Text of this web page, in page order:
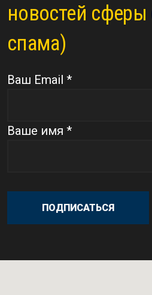
новостей
спама)
Ваш Email *
Ваше имя *
ПОДПИСАТЬСЯ